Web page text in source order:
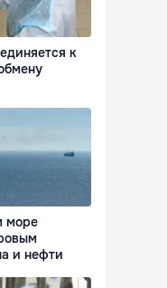
к
море
и нефти